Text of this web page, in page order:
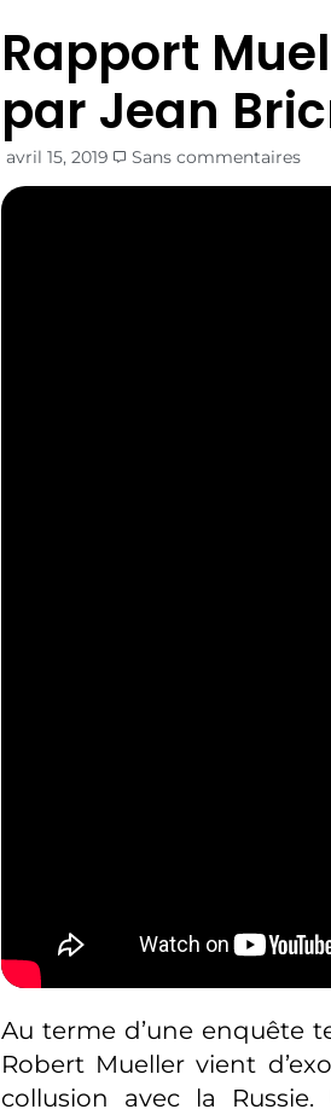
Rapport
par Jean
avril 15, 2019 Sans commentaires
Au terme d’une enquête
Robert Mueller vient
collusion avec la